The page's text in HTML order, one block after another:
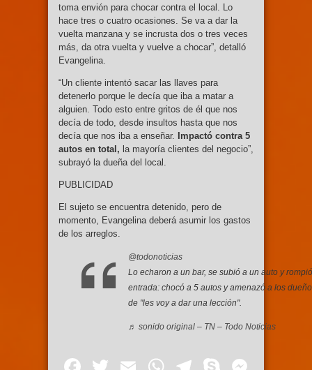
toma envión para chocar contra el local. Lo
hace tres o cuatro ocasiones. Se va a dar la
vuelta manzana y se incrusta dos o tres veces
más, da otra vuelta y vuelve a chocar”, detalló
Evangelina.
“Un cliente intentó sacar las llaves para
detenerlo porque le decía que iba a matar a
alguien. Todo esto entre gritos de él que nos
decía de todo, desde insultos hasta que nos
decía que nos iba a enseñar.
Impactó contra 5
autos en total, la mayoría clientes del negocio”,
subrayó la dueña del local.
PUBLICIDAD
El sujeto se encuentra detenido, pero de
momento, Evangelina deberá asumir los gastos
de los arreglos.
@todonoticias
Lo echaron a un bar, se subió a un auto y
entrada: chocó a 5 autos y amenazó a los
de "les voy a dar una lección".
♬ sonido original – TN – Todo Noticias